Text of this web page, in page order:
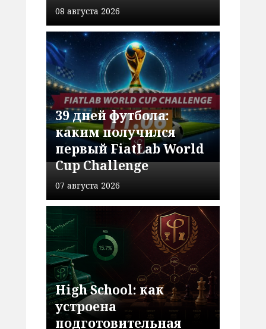
08 августа 2026
39 дней футбола:
каким получился
первый FiatLab World
Cup Challenge
07 августа 2026
High School: как
устроена
подготовительная